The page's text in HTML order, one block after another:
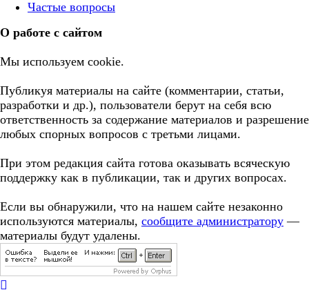
Частые вопросы
О работе с сайтом
Мы используем cookie.
Публикуя материалы на сайте (комментарии, статьи,
разработки и др.), пользователи берут на себя всю
ответственность за содержание материалов и разрешение
любых спорных вопросов с третьми лицами.
При этом редакция сайта готова оказывать всяческую
поддержку как в публикации, так и других вопросах.
Если вы обнаружили, что на нашем сайте незаконно
используются материалы, сообщите администратору —
материалы будут удалены.